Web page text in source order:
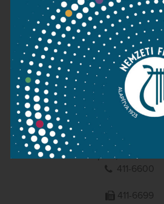
Impresszum
1095 Budapest, Komor
411-6600
411-6699